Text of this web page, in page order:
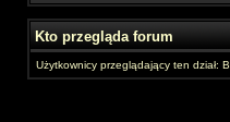
Kto przegląda forum
Użytkownicy przeglądający ten dział: